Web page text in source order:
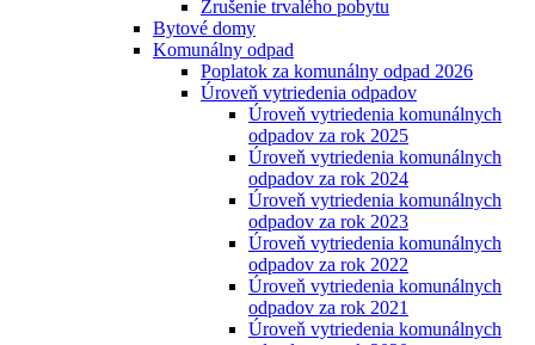
Zrušenie trvalého pobytu
Bytové domy
Komunálny odpad
Poplatok za komunálny odpad 2026
Úroveň vytriedenia odpadov
Úroveň vytriedenia komunálnych
odpadov za rok 2025
Úroveň vytriedenia komunálnych
odpadov za rok 2024
Úroveň vytriedenia komunálnych
odpadov za rok 2023
Úroveň vytriedenia komunálnych
odpadov za rok 2022
Úroveň vytriedenia komunálnych
odpadov za rok 2021
Úroveň vytriedenia komunálnych